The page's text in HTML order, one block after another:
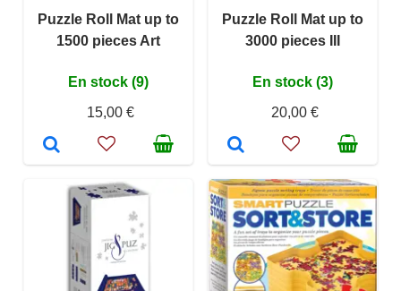
Puzzle Roll Mat up to
1500 pieces Art
En stock (9)
15,00 €
Puzzle Roll Mat up to
3000 pieces III
En stock (3)
20,00 €